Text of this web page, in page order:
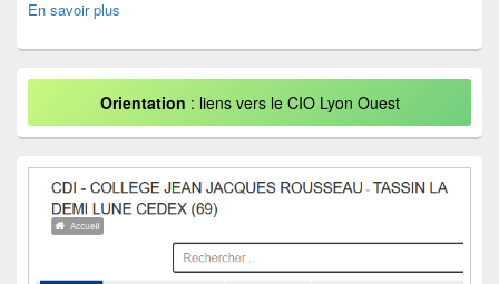
En savoir plus
Orientation : liens vers le CIO Lyon Ouest